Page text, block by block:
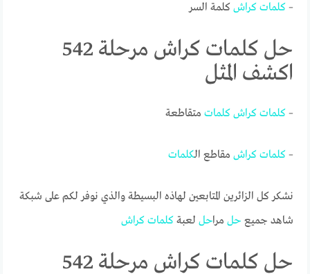
–كلمات كراش كلمة السر
حل كلمات كراش مرحلة 542
اكشف المثل
–كلمات كراش كلمات متقاطعة
–كلمات كراش مقاطع الكلمات
نشكر كل الزائرين المتابعين لهاذه البسيطة والذي نوفر لكم على شبكة
شاهد جميع حل مراحل لعبةكلمات كراش
حل كلمات كراش مرحلة 542